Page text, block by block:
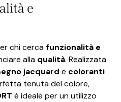
e
chi cercafunzionalità e
alla qualità. Realizzata
jacquard e coloranti
tenuta del colore,
è ideale per un utilizzo